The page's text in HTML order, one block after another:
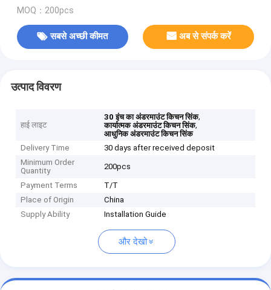
MOQ：200pcs
सबसे अच्छी कीमत अब से संपर्क करें
उत्पाद विवरण
हाई लाइट
30 इंच का अंडरमाउंट किचन सिंक,
कार्यात्मक अंडरमाउंट किचन सिंक,
आधुनिक अंडरमाउंट किचन सिंक
Delivery Time
30 days after received deposit
Minimum Order
Quantity
200pcs
Payment Terms
T/T
Place of Origin
China
Supply Ability
Installation Guide
और देखो